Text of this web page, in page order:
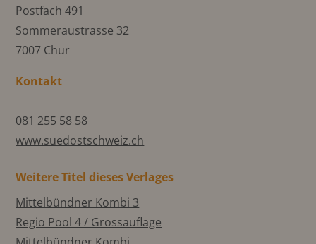
Postfach 491
Sommeraustrasse 32
7007 Chur
Kontakt
081 255 58 58
www.suedostschweiz.ch
Weitere Titel dieses Verlages
Mittelbündner Kombi 3
Regio Pool 4 / Grossauflage